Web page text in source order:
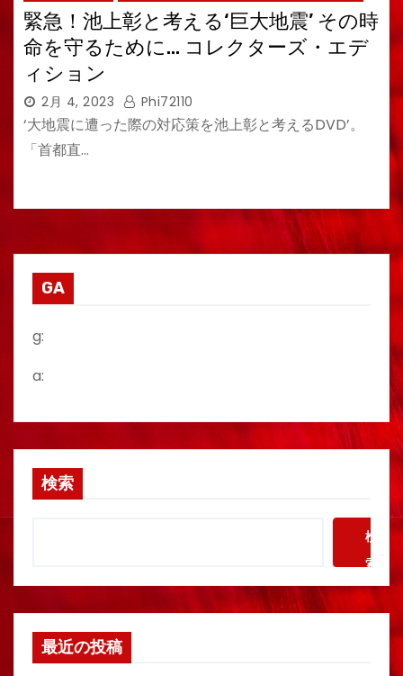
緊急！池上彰と考える‘巨大地震’ その時
命を守るために… コレクターズ・エデ
ィション
2月 4, 2023 Phi72110
‘大地震に遭った際の対応策を池上彰と考えるDVD’。
「首都直…
GA
g:
a:
検索
検
索
最近の投稿